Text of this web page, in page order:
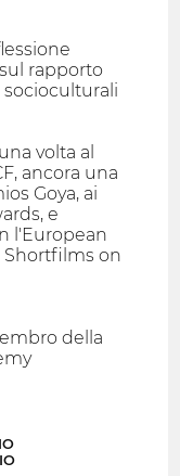
rapporto
volta al
ancora una
Goya, ai
e
l'European
Shortfilms on
della